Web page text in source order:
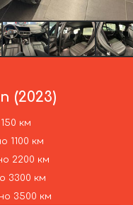
(2023)
км
1100 км
2200 км
3300 км
3500 км